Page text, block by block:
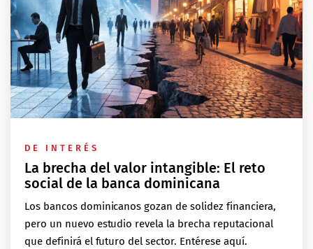
DE INTERÉS
La brecha del valor intangible: El reto
social de la banca dominicana
Los bancos dominicanos gozan de solidez financiera,
pero un nuevo estudio revela la brecha reputacional
que definirá el futuro del sector. Entérese aquí.